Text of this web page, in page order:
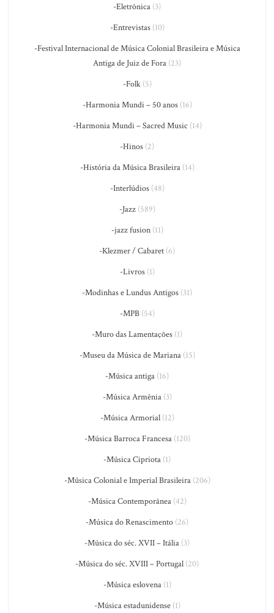
-Eletrônica (3)
-Entrevistas(10)
-Festival Internacional de Música Colonial Brasileira e Música
Antiga de Juiz de Fora (23)
-Folk(5)
-Harmonia Mundi – 50 anos(16)
-Harmonia Mundi – Sacred Music (14)
-Hinos (2)
-História da Música Brasileira(14)
-Interlúdios(48)
-Jazz(589)
-jazz fusion(11)
-Klezmer / Cabaret (6)
-Livros(1)
-Modinhas e Lundus Antigos (31)
-MPB(54)
-Muro das Lamentações (1)
-Museu da Música de Mariana(15)
-Música antiga (16)
-Música Armênia(3)
-Música Armorial(12)
-Música Barroca Francesa(120)
-Música Cipriota (1)
-Música Colonial e Imperial Brasileira(206)
-Música Contemporânea(42)
-Música do Renascimento (26)
-Música do séc. XVII – Itália (3)
-Música do séc. XVIII – Portugal (20)
-Música eslovena(1)
-Música estadunidense(1)